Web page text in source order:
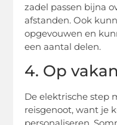
zadel passen bijna
afstanden. Ook
opgevouwen en
een aantal delen.
4. Op
De elektrische step
reisgenoot, want je